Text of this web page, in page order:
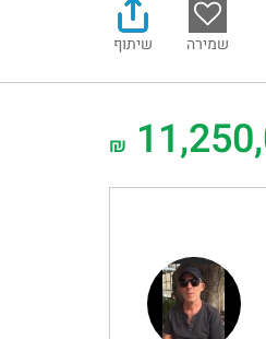
שמירה שיתוף
₪